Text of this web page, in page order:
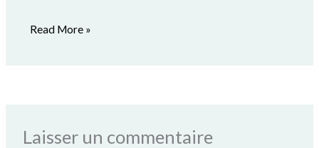
Read More »
Laisser un commentaire